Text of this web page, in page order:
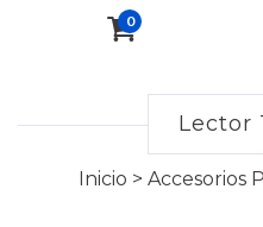
0
Lector
Inicio > Accesorios